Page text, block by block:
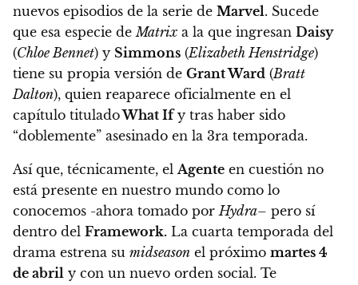
nuevos episodios de la serie de Marvel. Sucede
que esa especie deMatrix a la que ingresan Daisy
(Chloe Bennet) y Simmons (Elizabeth Henstridge)
tiene su propia versión de Grant Ward (Bratt
Dalton), quien reaparece oficialmente en el
capítulo tituladoWhat Ify tras haber sido
“doblemente” asesinado en la 3ra temporada.
Así que, técnicamente, elAgente en cuestión no
está presente en nuestro mundo como lo
conocemos -ahora tomado porHydra– pero sí
dentro del Framework. La cuarta temporada del
drama estrena su midseason el próximo martes 4
de abril y con un nuevo orden social. Te